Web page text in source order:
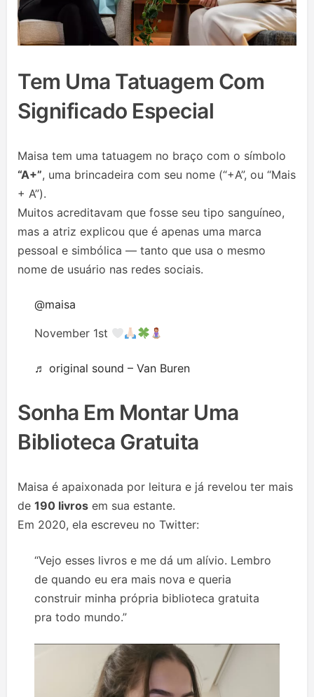
Tem Uma Tatuagem Com
Significado Especial
Maisa tem uma tatuagem no braço com o símbolo
“A+”, uma brincadeira com seu nome (“+A”, ou “Mais
+ A”).
Muitos acreditavam que fosse seu tipo sanguíneo,
mas a atriz explicou que é apenas uma marca
pessoal e simbólica — tanto que usa o mesmo
nome de usuário nas redes sociais.
@maisa
November 1st
♬ original sound – Van Buren
Sonha Em Montar Uma
Biblioteca Gratuita
Maisa é apaixonada por leitura e já revelou ter mais
de 190 livros em sua estante.
Em 2020, ela escreveu no Twitter:
“Vejo esses livros e me dá um alívio. Lembro
de quando eu era mais nova e queria
construir minha própria biblioteca gratuita
pra todo mundo.”